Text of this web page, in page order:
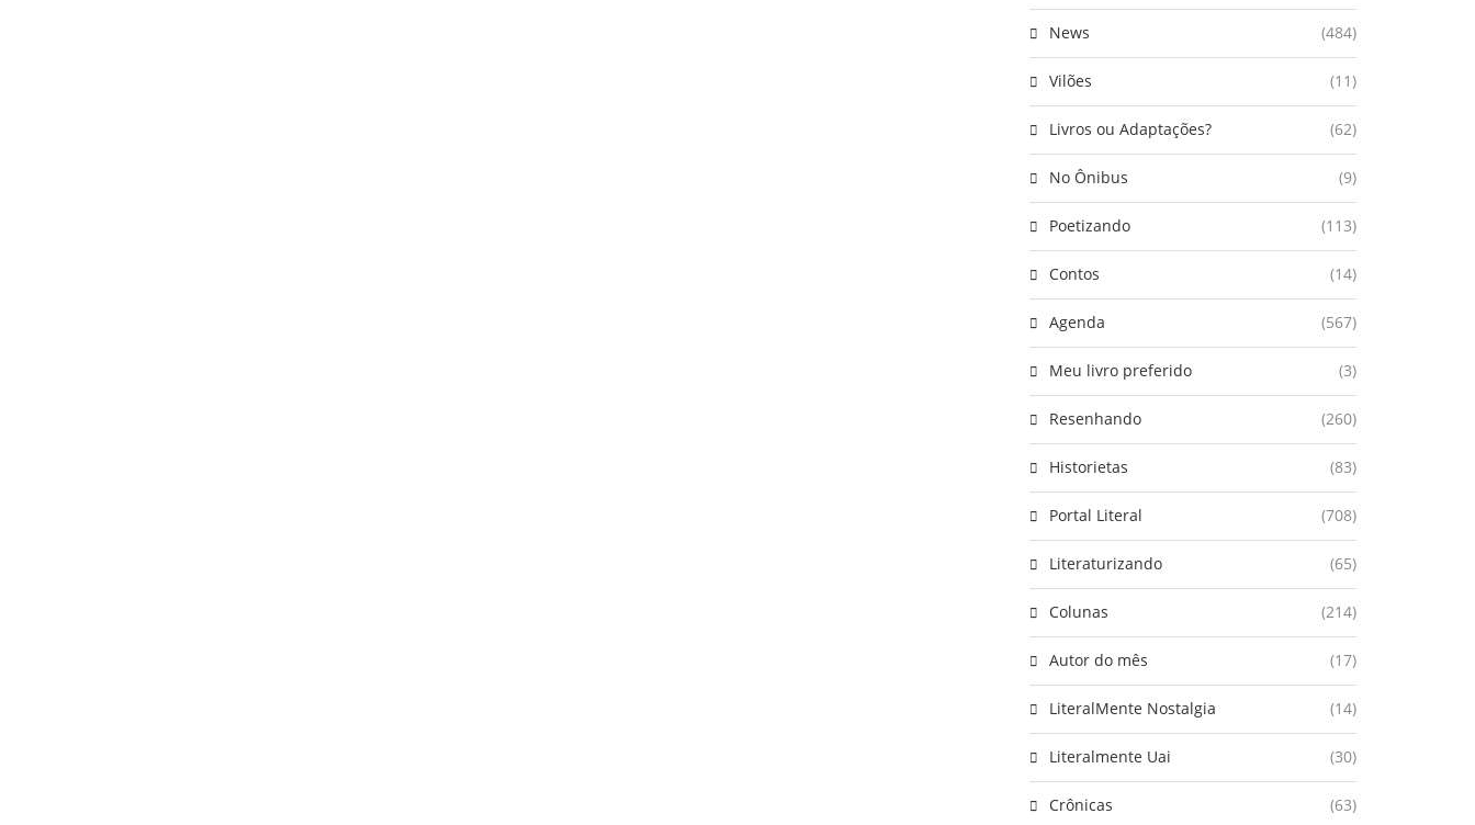
News (484)
Vilões (11)
Livros ou Adaptações? (62)
No Ônibus (9)
Poetizando (113)
Contos (14)
Agenda (567)
Meu livro preferido (3)
Resenhando (260)
Historietas (83)
Portal Literal (708)
Literaturizando (65)
Colunas (214)
Autor do mês (17)
LiteralMente Nostalgia (14)
Literalmente Uai (30)
Crônicas (63)